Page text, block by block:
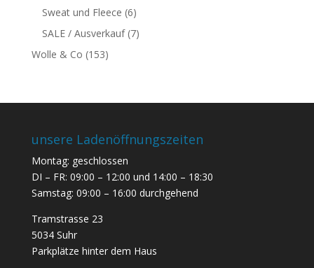
Sweat und Fleece (6)
SALE / Ausverkauf (7)
Wolle & Co (153)
unsere Ladenöffnungszeiten
Montag: geschlossen
DI – FR: 09:00 – 12:00 und 14:00 – 18:30
Samstag: 09:00 – 16:00 durchgehend
Tramstrasse 23
5034 Suhr
Parkplätze hinter dem Haus